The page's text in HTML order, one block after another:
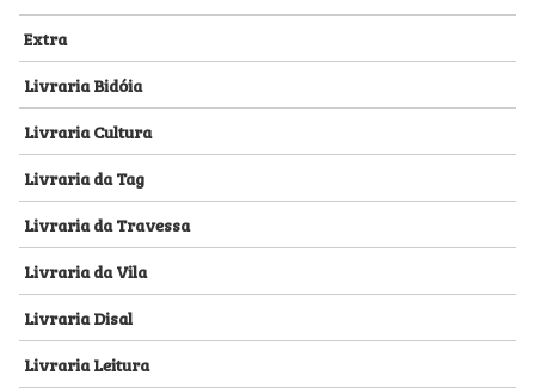
Extra
Livraria Bidóia
Livraria Cultura
Livraria da Tag
Livraria da Travessa
Livraria da Vila
Livraria Disal
Livraria Leitura